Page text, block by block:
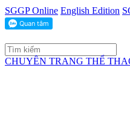
SGGP Online English Edition
CHUYÊN TRANG THỂ